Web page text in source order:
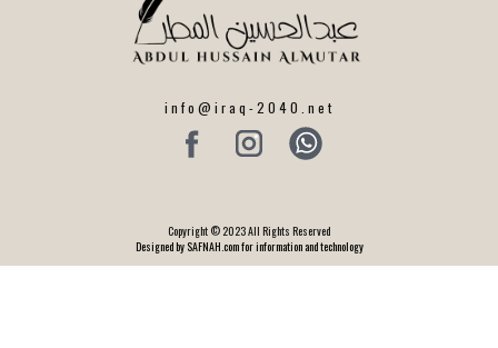
info@iraq-2040.net
Copyright © 2023 All Rights Reserved
Designed by SAFNAH.com for information and technology